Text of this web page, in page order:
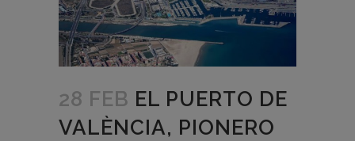
28 FEB EL PUERTO DE
VALÈNCIA, PIONERO